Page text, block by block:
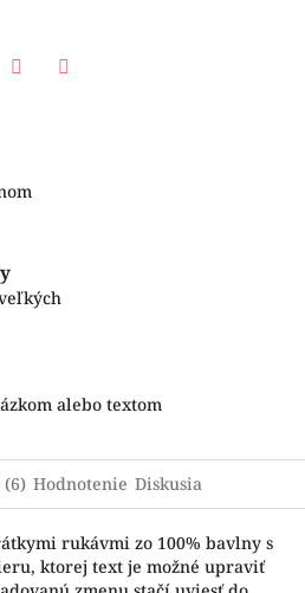
alebo textom
(6) Hodnotenie Diskusia
rukávmi zo 100% bavlny s
ktorej text je možné upraviť